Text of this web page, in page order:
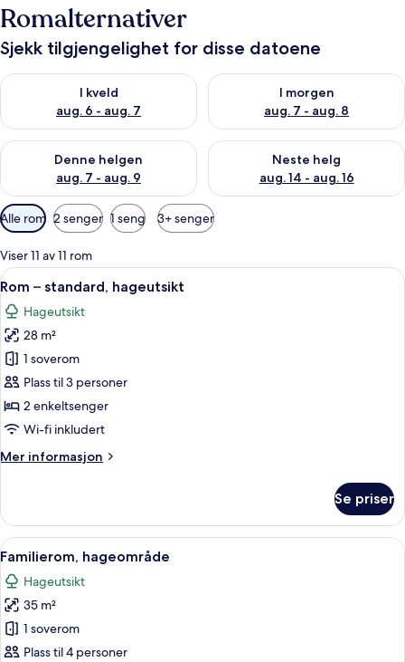
Romalternativer
Sjekk tilgjengelighet for disse datoene
I kveld
aug. 6 - aug. 7
Sjekk tilgjengelighet for i kveld, aug. 6 - aug. 7
I morgen
aug. 7 - aug. 8
Sjekk tilgjengelighet for i
Denne helgen
aug. 7 - aug. 9
Sjekk tilgjengelighet for denne helgen, aug. 7 - aug. 9
Neste helg
aug. 14 - aug. 16
Sjekk tilgjengelighet for neste
Tilgjengelige
filtre
for
rom
Alle rom 2 senger 1 seng 3+ senger
Viser 11 av 11 rom
Åpne
alle
bildene
av
Rom
–
standard,
hageutsikt
Dundyner, minibar, safe på rommet
6
Rom – standard, hageutsikt
Hageutsikt
28 m²
1 soverom
Plass til 3 personer
2 enkeltsenger
Wi-fi inkludert
Mer informasjon
Mer
–
standard,
hageutsikt
Se priser
Åpne
alle
bildene
av
Familierom,
hageområde
Dundyner, minibar, safe på rommet
5
Familierom, hageområde
Hageutsikt
35 m²
1 soverom
Plass til 4 personer